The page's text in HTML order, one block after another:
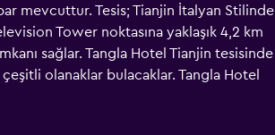
mevcuttur. Tesis; Tianjin İtalyan Stilinde
Tower noktasına yaklaşık 4,2 km
sağlar. Tangla Hotel Tianjin tesisinde
çeşitli olanaklar bulacaklar. Tangla Hotel